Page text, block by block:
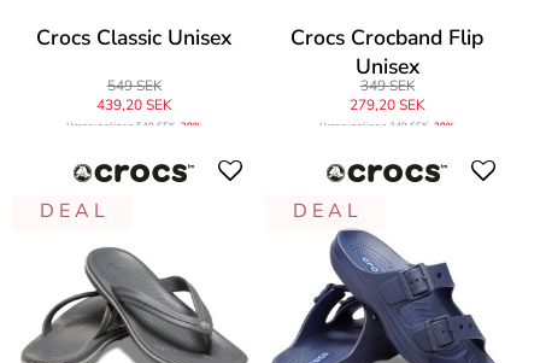
Crocs Classic Unisex
549 SEK
439,20 SEK
Ursprungligen549 SEK -20%
Crocs Crocband Flip
Unisex
349 SEK
279,20 SEK
Ursprungligen349 SEK -20%
D E A L D E A L